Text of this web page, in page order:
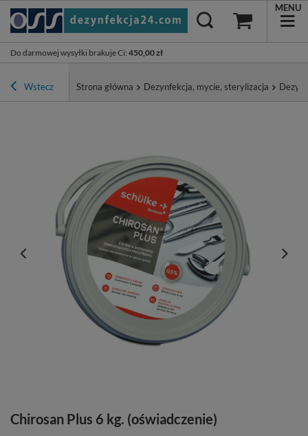
Do darmowej wysyłki brakuje Ci: 450,00 zł
MENU
Wstecz Strona główna Dezynfekcja, mycie, sterylizacja
Chirosan Plus 6 kg. (oświadczenie)